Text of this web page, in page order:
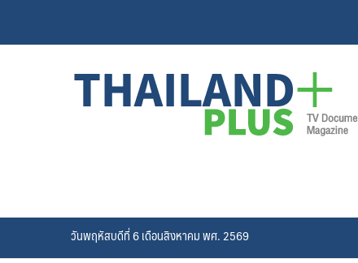
content
วันพฤหัสบดีที่ 6 เดือนสิงหาคม พศ. 2569